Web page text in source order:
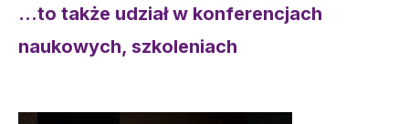
…to także udział w konferencjach
naukowych, szkoleniach